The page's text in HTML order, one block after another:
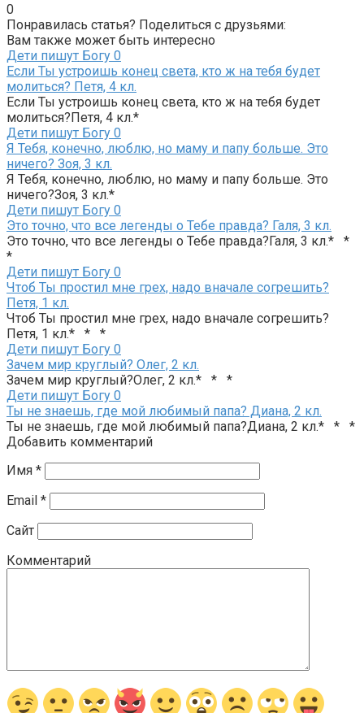
0
Понравилась статья? Поделиться с друзьями:
Вам также может быть интересно
Дети пишут Богу 0
Если Ты устроишь конец света, кто ж на тебя будет
молиться? Петя, 4 кл.
Если Ты устроишь конец света, кто ж на тебя будет
молиться?Петя, 4 кл.*
Дети пишут Богу 0
Я Тебя, конечно, люблю, но маму и папу больше. Это
ничего? Зоя, 3 кл.
Я Тебя, конечно, люблю, но маму и папу больше. Это
ничего?Зоя, 3 кл.*
Дети пишут Богу 0
Это точно, что все легенды о Тебе правда? Галя, 3 кл.
Это точно, что все легенды о Тебе правда?Галя, 3 кл.* *
*
Дети пишут Богу 0
Чтоб Ты простил мне грех, надо вначале согрешить?
Петя, 1 кл.
Чтоб Ты простил мне грех, надо вначале согрешить?
Петя, 1 кл.* * *
Дети пишут Богу 0
Зачем мир круглый? Олег, 2 кл.
Зачем мир круглый?Олег, 2 кл.* * *
Дети пишут Богу 0
Ты не знаешь, где мой любимый папа? Диана, 2 кл.
Ты не знаешь, где мой любимый папа?Диана, 2 кл.* * *
Добавить комментарий
Имя *
Email *
Сайт
Комментарий